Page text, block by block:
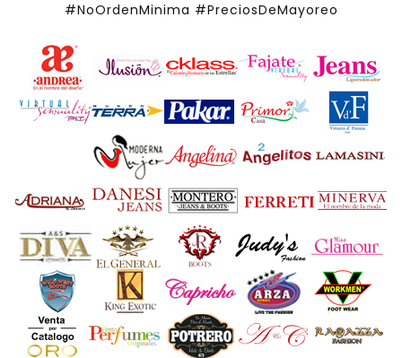
#NoOrdenMinima #PreciosDeMayoreo